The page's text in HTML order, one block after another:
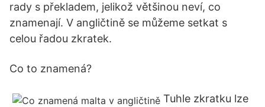
rady s překladem, jelikož většinou neví, co
znamenají. V angličtině se můžeme setkat s
celou řadou zkratek.
Co to znamená?
Tuhle zkratku lze